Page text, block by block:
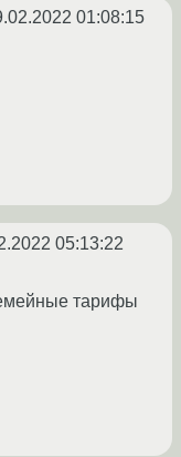
01:08:15
05:13:22
тарифы